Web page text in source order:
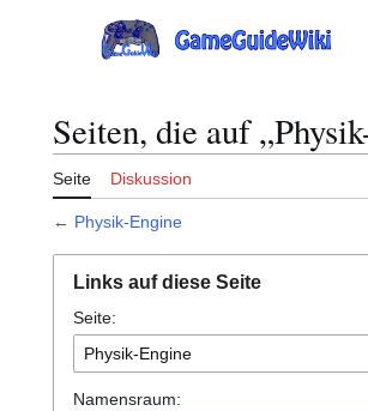
Hauptmenü
Seiten, die auf
Seite Diskussion
← Physik-Engine
Links auf diese Seite
Seite:
Namensraum: